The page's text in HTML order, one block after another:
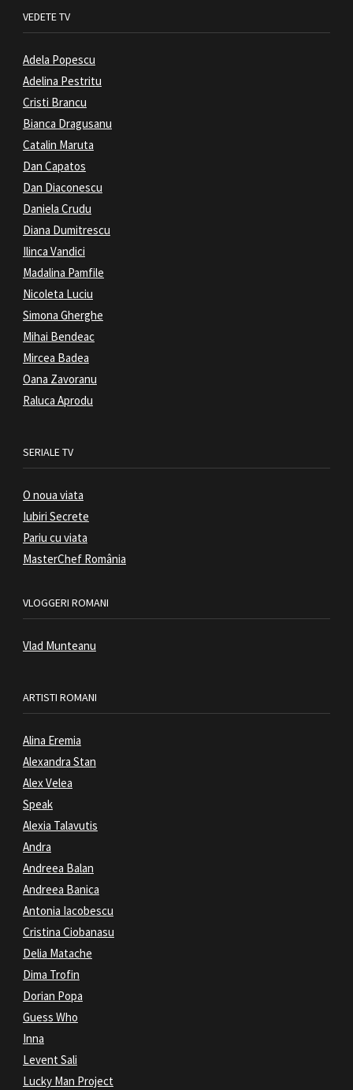
VEDETE TV
Adela Popescu
Adelina Pestritu
Cristi Brancu
Bianca Dragusanu
Catalin Maruta
Dan Capatos
Dan Diaconescu
Daniela Crudu
Diana Dumitrescu
Ilinca Vandici
Madalina Pamfile
Nicoleta Luciu
Simona Gherghe
Mihai Bendeac
Mircea Badea
Oana Zavoranu
Raluca Aprodu
SERIALE TV
O noua viata
Iubiri Secrete
Pariu cu viata
MasterChef România
VLOGGERI ROMANI
Vlad Munteanu
ARTISTI ROMANI
Alina Eremia
Alexandra Stan
Alex Velea
Speak
Alexia Talavutis
Andra
Andreea Balan
Andreea Banica
Antonia Iacobescu
Cristina Ciobanasu
Delia Matache
Dima Trofin
Dorian Popa
Guess Who
Inna
Levent Sali
Lucky Man Project